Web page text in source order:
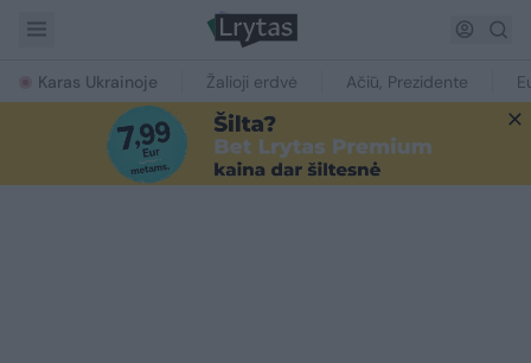
Karas Ukrainoje Žalioji erdvė Ačiū, Prezidente